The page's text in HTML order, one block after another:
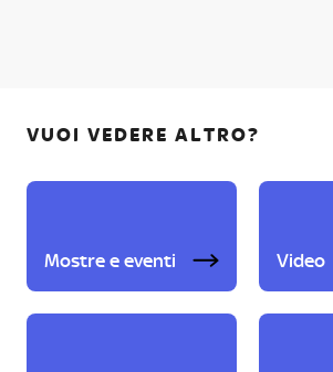
VUOI VEDERE ALTRO?
Mostre e eventi Video